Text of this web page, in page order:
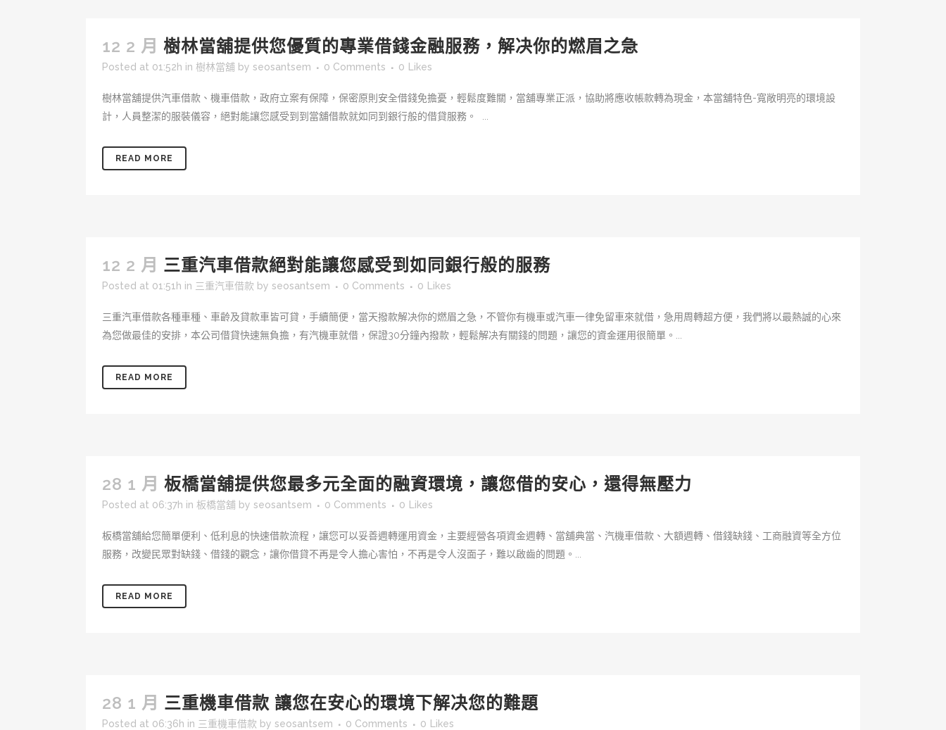
12 2 月 樹林當舖提供您優質的專業借錢金融服務，解决你的燃眉之急
Posted at 01:52h in 樹林當舖 by seosantsem 0 Comments 0 Likes
樹林當舖提供汽車借款、機車借款，政府立案有保障，保密原則安全借錢免擔憂，輕鬆度難關，當舖專業正派，協助將應收帳款轉為現金，本當舖特色-寬敞明亮的環境設
計，人員整潔的服裝儀容，絕對能讓您感受到到當舖借款就如同到銀行般的借貸服務。 ...
READ MORE
12 2 月 三重汽車借款絕對能讓您感受到如同銀行般的服務
Posted at 01:51h in 三重汽車借款 by seosantsem 0 Comments 0 Likes
三重汽車借款各種車種、車齡及貸款車皆可貸，手續簡便，當天撥款解决你的燃眉之急，不管你有機車或汽車一律免留車來就借，急用周轉超方便，我們將以最熱誠的心來
為您做最佳的安排，本公司借貸快速無負擔，有汽機車就借，保證30分鐘內撥款，輕鬆解决有關錢的問題，讓您的資金運用很簡單。...
READ MORE
28 1 月 板橋當舖提供您最多元全面的融資環境，讓您借的安心，還得無壓力
Posted at 06:37h in 板橋當舖 by seosantsem 0 Comments 0 Likes
板橋當舖給您簡單便利、低利息的快速借款流程，讓您可以妥善週轉運用資金，主要經營各項資金週轉、當舖典當、汽機車借款、大額週轉、借錢缺錢、工商融資等全方位
服務，改變民眾對缺錢、借錢的觀念，讓你借貸不再是令人擔心害怕，不再是令人沒面子，難以啟齒的問題。...
READ MORE
28 1 月 三重機車借款 讓您在安心的環境下解决您的難題
Posted at 06:36h in 三重機車借款 by seosantsem 0 Comments 0 Likes